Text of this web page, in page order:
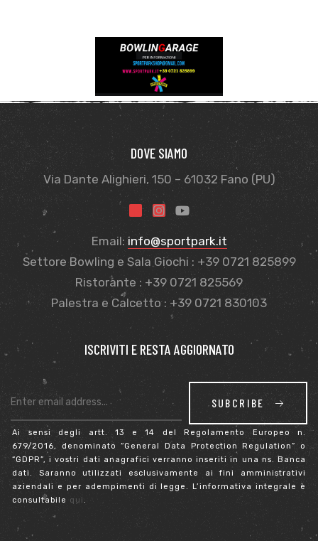
DOVE SIAMO
Via Dante Alighieri, 150 – 61032 Fano (PU)
Email: info@sportpark.it
Settore Bowling e Sala Giochi : +39 0721 825899
Ristorante : +39 0721 825569
Palestra e Calcetto : +39 0721 830103
ISCRIVITI E RESTA AGGIORNATO
SUBCRIBE
Ai sensi degli artt. 13 e 14 del Regolamento Europeo n.
679/2016, denominato “General Data Protection Regulation” o
“GDPR”, i vostri dati anagrafici verranno inseriti in una ns. Banca
dati. Saranno utilizzati esclusivamente ai fini amministrativi
aziendali e per adempimenti di legge. L’informativa integrale è
consultabile qui